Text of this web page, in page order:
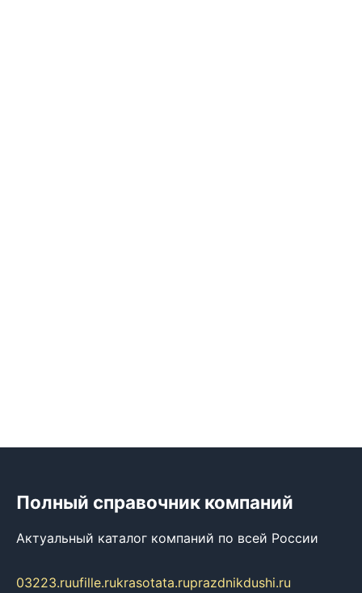
Полный справочник компаний
Актуальный каталог компаний по всей России
03223.ruufille.rukrasotata.ruprazdnikdushi.ru